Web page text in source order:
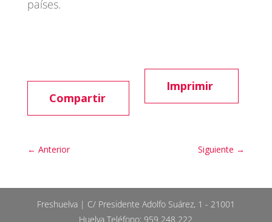
países.
Compartir
Imprimir
← Anterior Siguiente →
Freshuelva | C/ Presidente Adolfo Suárez, 1 - 21001
Huelva Teléfono: 959 248 222